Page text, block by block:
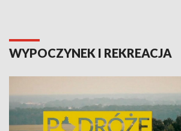
WYPOCZYNEK I REKREACJA